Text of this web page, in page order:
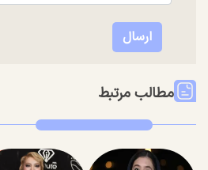
مطالب مرتبط